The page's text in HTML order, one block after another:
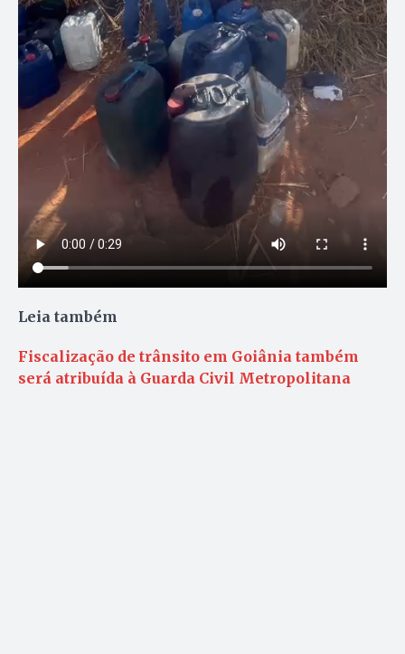
Leia também
Fiscalização de trânsito em Goiânia também
será atribuída à Guarda Civil Metropolitana